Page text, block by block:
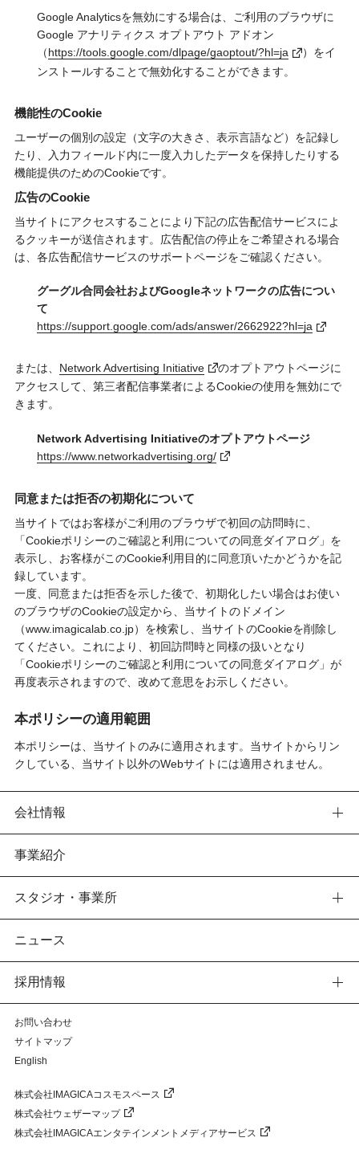
Google Analyticsを無効にする場合は、ご利用のブラウザに
Google アナリティクス オプトアウト アドオン
（https://tools.google.com/dlpage/gaoptout/?hl=ja
）をイ
ンストールすることで無効化することができます。
機能性のCookie
ユーザーの個別の設定（文字の大きさ、表示言語など）を記録し
たり、入力フィールド内に一度入力したデータを保持したりする
機能提供のためのCookieです。
広告のCookie
当サイトにアクセスすることにより下記の広告配信サービスによ
るクッキーが送信されます。広告配信の停止をご希望される場合
は、各広告配信サービスのサポートページをご確認ください。
グーグル合同会社およびGoogleネットワークの広告につい
て
https://support.google.com/ads/answer/2662922?hl=ja
または、 Network Advertising Initiative
のオプトアウトページに
アクセスして、第三者配信事業者によるCookieの使用を無効にで
きます。
Network Advertising Initiativeのオプトアウトページ
https://www.networkadvertising.org/
同意または拒否の初期化について
当サイトではお客様がご利用のブラウザで初回の訪問時に、
「Cookieポリシーのご確認と利用についての同意ダイアログ」を
表示し、お客様がこのCookie利用目的に同意頂いたかどうかを記
録しています。
一度、同意または拒否を示した後で、初期化したい場合はお使い
のブラウザのCookieの設定から、当サイトのドメイン
（www.imagicalab.co.jp）を検索し、当サイトのCookieを削除し
てください。これにより、初回訪問時と同様の扱いとなり
「Cookieポリシーのご確認と利用についての同意ダイアログ」が
再度表示されますので、改めて意思をお示しください。
本ポリシーの適用範囲
本ポリシーは、当サイトのみに適用されます。当サイトからリン
クしている、当サイト以外のWebサイトには適用されません。
会社情報
事業紹介
スタジオ・事業所
ニュース
採用情報
お問い合わせ
サイトマップ
English
株式会社IMAGICAコスモスペース
株式会社ウェザーマップ
株式会社IMAGICAエンタテインメントメディアサービス